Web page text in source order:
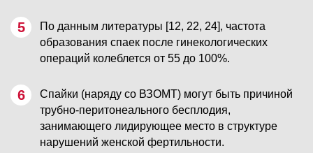
По данным литературы [12, 22, 24], частота
образования спаек после гинекологических
операций колеблется от 55 до 100%.
Спайки (наряду со ВЗОМТ) могут быть причиной
трубно-перитонеального бесплодия,
занимающего лидирующее место в структуре
нарушений женской фертильности.